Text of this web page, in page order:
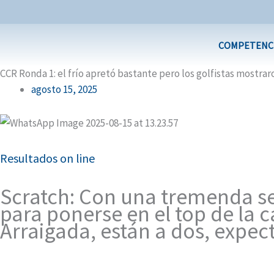
al
CCR Ronda 1: el frío apretó bastante pero los golfistas
agosto 15, 2025
Resultados on line
Scratch: Con una tremenda
para ponerse en el top de la
Arraigada, están a dos,